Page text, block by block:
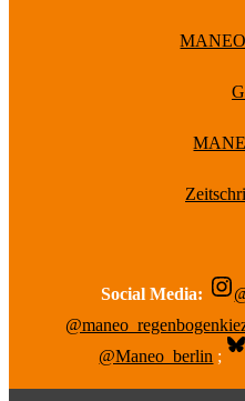
Social Media:
@Maneo_berlin ;